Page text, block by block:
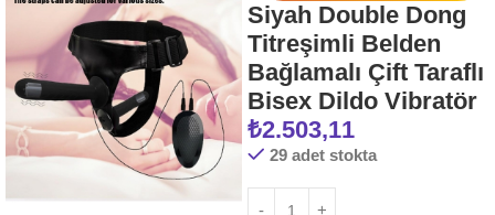
Siyah Double Dong
Titreşimli Belden
Bağlamalı Çift Taraflı
Bisex Dildo Vibratör
₺2.503,11
29 adet stokta